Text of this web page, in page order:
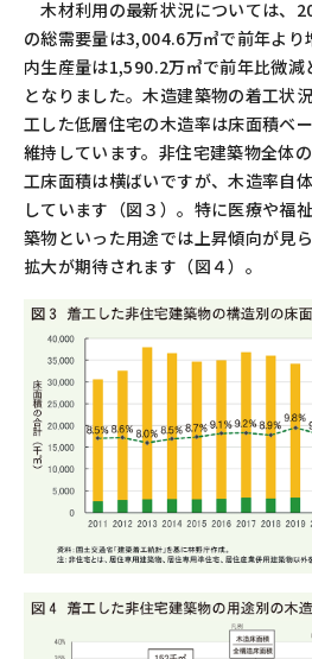
木材利用の最新状況については、
の総需要量は3,004.6万㎥で前年より
内生産量は1,590.2万㎥で前年比微減
となりました。木造建築物の着工状況
工した低層住宅の木造率は床面積ベ
維持しています。非住宅建築物全体
工床面積は横ばいですが、木造率自
しています（図３）。特に医療や福
築物といった用途では上昇傾向が見
拡大が期待されます（図４）。